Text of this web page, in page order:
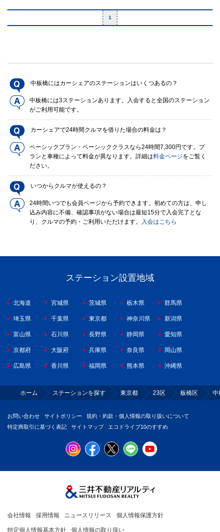
1
中板橋にはカーシェアのステーションはいくつあるの？
中板橋には3ステーションあります。入会すると全国のステーション
がご利用可能です。
カーシェアで24時間クルマを借りた場合の料金は？
ベーシックプラン・ベーシッククラスなら24時間7,300円です。プ
ランと車種によって料金が異なります。詳細は料金ページをご覧く
ださい。
いつからクルマが使えるの？
24時間いつでも会員ページから予約できます。初めての方は、申し
込み内容に不備、確認事項がない場合は最短15分で入会完了とな
り、クルマの予約・ご利用いただけます。
入会はこちら
ステーション設置地域
北海道 宮城県 茨城県 栃木県 群馬県
埼玉県 千葉県 東京都 神奈川県 新潟県
富山県 石川県 長野県 静岡県 愛知県
京都府 大阪府 兵庫県 奈良県 岡山県
広島県 香川県 福岡県 熊本県 沖縄県
ホーム ステーションを探す 東京都 23区 板橋区 中
お問い合わせ サイトポリシー
規約・約款・個人情報の取り扱いについて
特定商取引に基づく表記
サイトマップ エコドライブ10のすすめ
会社情報 採用情報 ニュースリリース 個人情報保護方針
特定個人情報基本方針 個人情報の取り扱い